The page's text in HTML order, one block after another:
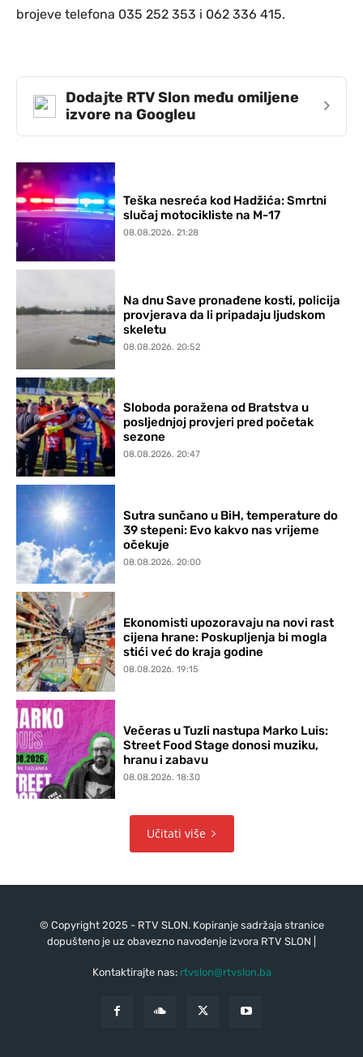
brojeve telefona 035 252 353 i 062 336 415.
Dodajte RTV Slon među omiljene
izvore na Googleu
›
Teška nesreća kod Hadžića: Smrtni
slučaj motocikliste na M-17
08.08.2026. 21:28
Na dnu Save pronađene kosti, policija
provjerava da li pripadaju ljudskom
skeletu
08.08.2026. 20:52
Sloboda poražena od Bratstva u
posljednjoj provjeri pred početak
sezone
08.08.2026. 20:47
Sutra sunčano u BiH, temperature do
39 stepeni: Evo kakvo nas vrijeme
očekuje
08.08.2026. 20:00
Ekonomisti upozoravaju na novi rast
cijena hrane: Poskupljenja bi mogla
stići već do kraja godine
08.08.2026. 19:15
Večeras u Tuzli nastupa Marko Luis:
Street Food Stage donosi muziku,
hranu i zabavu
08.08.2026. 18:30
Učitati više
© Copyright 2025 - RTV SLON. Kopiranje sadržaja stranice
dopušteno je uz obavezno navođenje izvora RTV SLON |
Kontaktirajte nas: rtvslon@rtvslon.ba